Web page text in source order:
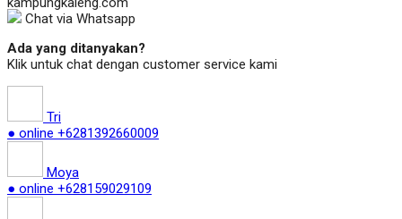
Chat via Whatsapp
Ada yang ditanyakan?
Klik untuk chat dengan customer service kami
Tri
● online +6281392660009
Moya
● online +628159029109